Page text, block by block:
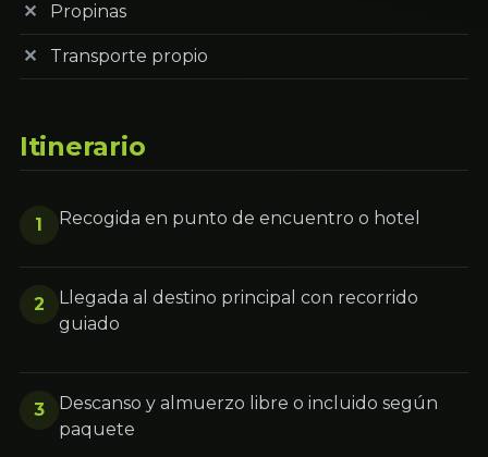
Propinas
Transporte propio
Itinerario
1 Recogida en punto de encuentro o hotel
2
Llegada al destino principal con recorrido
guiado
3
Descanso y almuerzo libre o incluido según
paquete